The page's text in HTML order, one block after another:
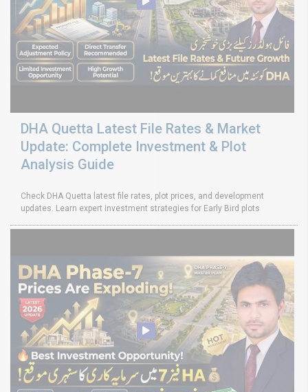
DHA Quetta Latest File Rates & Market
Update: Complete Investment & Plot
Analysis Guide
Check DHA Quetta latest file rates, plot prices, and development
updates. Learn expert investment strategies for Early Bird plots